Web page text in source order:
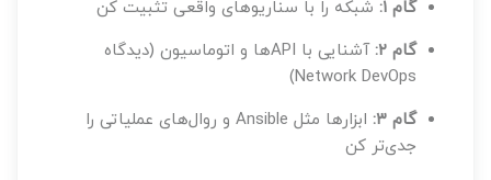
گام ۱:
شبکه را با سناریوهای واقعی تثبیت کن
گام ۲:
آشنایی با APIها و اتوماسیون (دیدگاه
Network DevOps)
گام ۳:
ابزارها مثل Ansible و روال‌های عملیاتی را
جدی‌تر کن